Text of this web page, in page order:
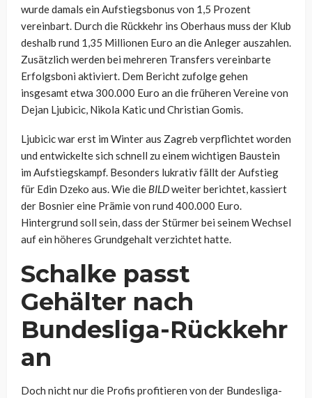
wurde damals ein Aufstiegsbonus von 1,5 Prozent
vereinbart. Durch die Rückkehr ins Oberhaus muss der Klub
deshalb rund 1,35 Millionen Euro an die Anleger auszahlen.
Zusätzlich werden bei mehreren Transfers vereinbarte
Erfolgsboni aktiviert. Dem Bericht zufolge gehen
insgesamt etwa 300.000 Euro an die früheren Vereine von
Dejan Ljubicic, Nikola Katic und Christian Gomis.
Ljubicic war erst im Winter aus Zagreb verpflichtet worden
und entwickelte sich schnell zu einem wichtigen Baustein
im Aufstiegskampf. Besonders lukrativ fällt der Aufstieg
für Edin Dzeko aus. Wie die BILDweiter berichtet, kassiert
der Bosnier eine Prämie von rund 400.000 Euro.
Hintergrund soll sein, dass der Stürmer bei seinem Wechsel
auf ein höheres Grundgehalt verzichtet hatte.
Schalke passt
Gehälter nach
Bundesliga-Rückkehr
an
Doch nicht nur die Profis profitieren von der Bundesliga-